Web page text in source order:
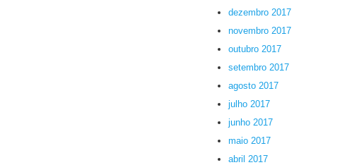
dezembro 2017
novembro 2017
outubro 2017
setembro 2017
agosto 2017
julho 2017
junho 2017
maio 2017
abril 2017